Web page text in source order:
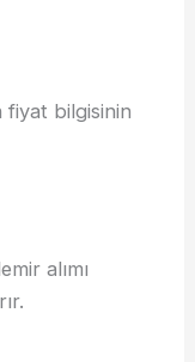
fiyat bilgisinin
alımı